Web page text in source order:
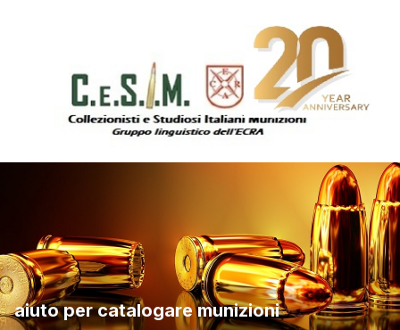
aiuto per catalogare munizioni